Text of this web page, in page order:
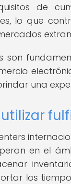
de
lo que
son
una
en el
los